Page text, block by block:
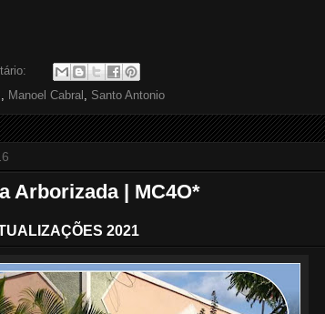
Manoel Cabral Santo Antonio
Arborizada | MC4O*
2021